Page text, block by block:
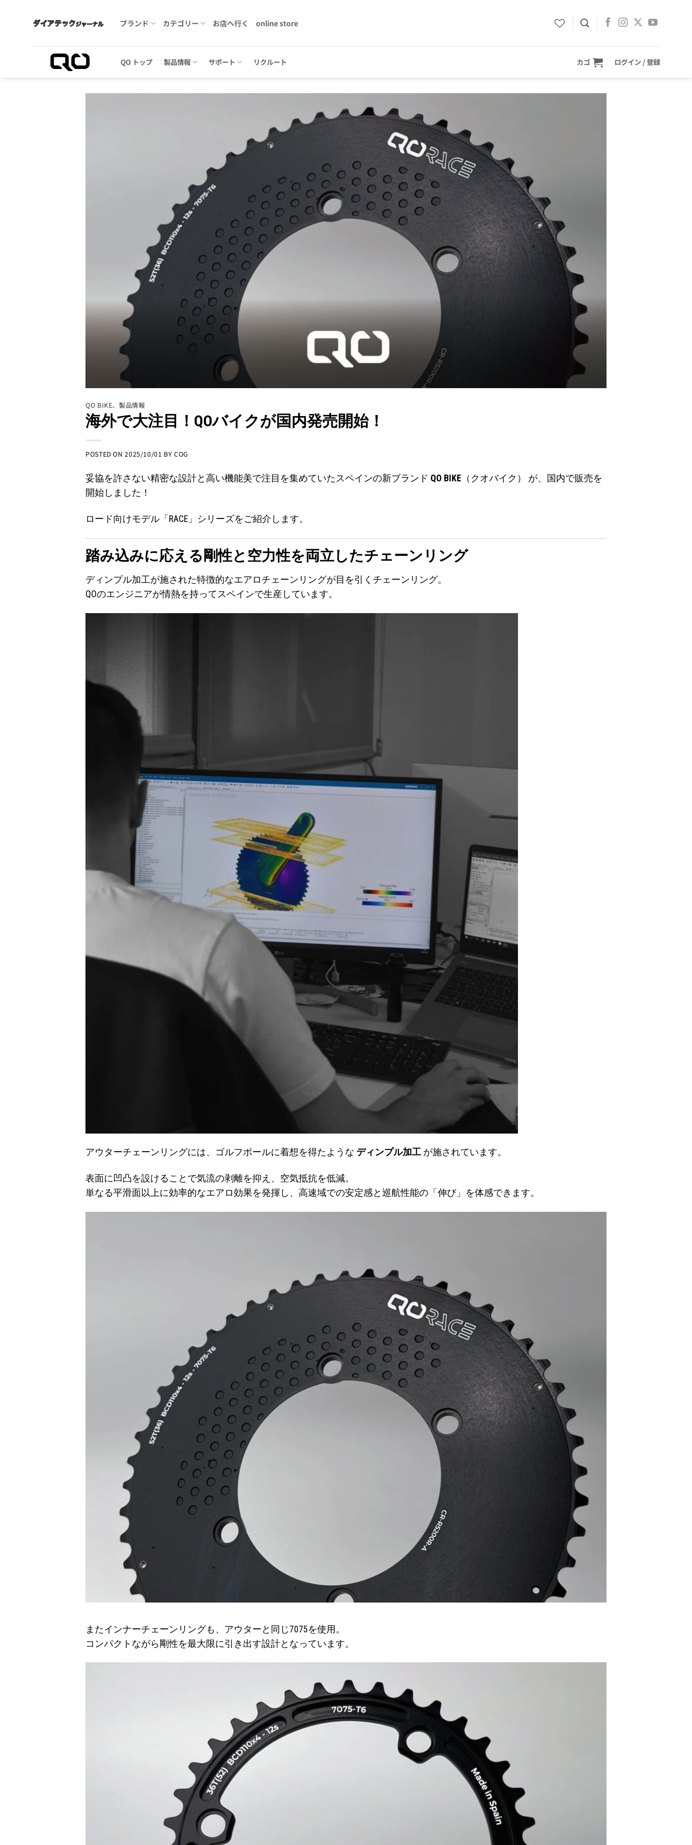
ブランド カテゴリー お店へ行く online store
QO トップ 製品情報 サポート リクルート カゴ ログイン / 登録
QO BIKE、製品情報
海外で大注目！QOバイクが国内発売開始！
POSTED ON2025/10/01 BY COG
妥協を許さない精密な設計と高い機能美で注目を集めていたスペインの新ブランド QO BIKE （クオバイク） が、国内で販売を
開始しました！
ロード向けモデル「RACE」シリーズをご紹介します。
踏み込みに応える剛性と空力性を両立したチェーンリング
ディンプル加工が施された特徴的なエアロチェーンリングが目を引くチェーンリング。
QOのエンジニアが情熱を持ってスペインで生産しています。
アウターチェーンリングには、ゴルフボールに着想を得たような ディンプル加工 が施されています。
表面に凹凸を設けることで気流の剥離を抑え、空気抵抗を低減。
単なる平滑面以上に効率的なエアロ効果を発揮し、高速域での安定感と巡航性能の「伸び」を体感できます。
またインナーチェーンリングも、アウターと同じ7075を使用。
コンパクトながら剛性を最大限に引き出す設計となっています。